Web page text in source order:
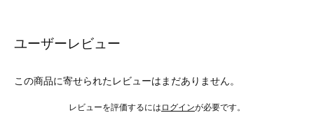
ユーザーレビュー
この商品に寄せられたレビューはまだありません。
レビューを評価するには ログインが必要です。